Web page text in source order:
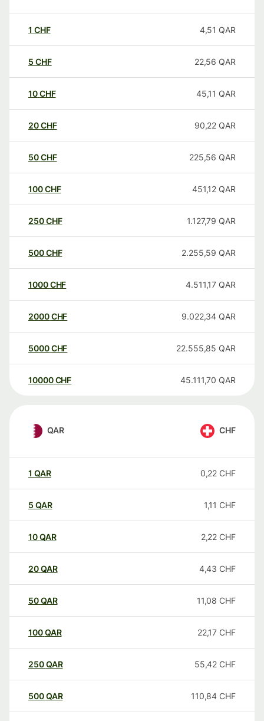
1 CHF 4,51 QAR
5 CHF 22,56 QAR
10CHF 45,11 QAR
20CHF 90,22 QAR
50CHF 225,56 QAR
100CHF 451,12 QAR
250CHF 1.127,79 QAR
500CHF 2.255,59 QAR
1000CHF 4.511,17 QAR
2000CHF 9.022,34 QAR
5000CHF 22.555,85 QAR
10000 CHF 45.111,70 QAR
QAR CHF
1 QAR 0,22 CHF
5 QAR 1,11 CHF
10QAR 2,22 CHF
20QAR 4,43 CHF
50QAR 11,08 CHF
100QAR 22,17 CHF
250QAR 55,42 CHF
500QAR 110,84 CHF